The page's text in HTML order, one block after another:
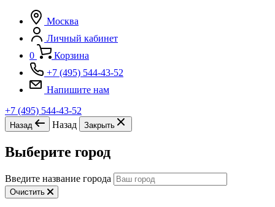
Москва
Личный кабинет
0
Корзина
+7 (495) 544-43-52
Напишите нам
+7 (495) 544-43-52
Назад Назад Закрыть
Выберите город
Введите название города
Очистить